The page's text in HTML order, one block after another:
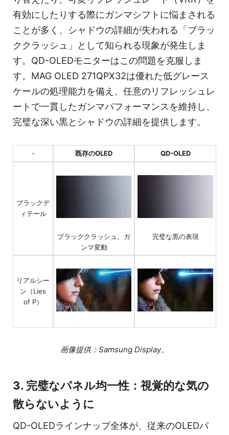
有効にしたりする際にガンマシフトに悩まされる
ことが多く、シャドウの詳細が失われる「ブラッ
ククラッシュ」として知られる現象が発生しま
す。QD-OLEDモニターはこの問題を克服しま
す。MAG OLED 271QPX32は優れた低グレース
ケールの処理能力を備え、任意のリフレッシュレ
ートで一貫したガンマパフォーマンスを維持し、
完璧な深い黒とシャドウの詳細を提供します。
- 既存のOLED QD-OLED
ブラックデ
ィテール
ブラッククラッシュ、ガ
ンマ変動
完璧な黒の表現
リアルシー
ン（Lies
of P）
画像提供：Samsung Display。
3. 完璧なパネル均一性：視覚的な気の
散らないように
QD-OLEDラインナップ全体が、従来のOLEDパ